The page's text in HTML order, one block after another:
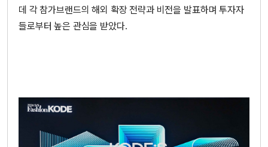
데 각 참가브랜드의 해외 확장 전략과 비전을 발표하며 투자자
들로부터 높은 관심을 받았다.